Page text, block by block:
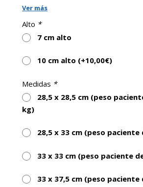
40 a 65 kg. - Disponible con
(1 válvula)
antideslizantes (incluido)
Ver más
Alto *
7 cm alto
10 cm alto (+10,00€)
Medidas *
28,5 x 28,5 cm (peso
kg)
28,5 x 33 cm (peso paciente
33 x 33 cm (peso paciente
33 x 37,5 cm (peso paciente